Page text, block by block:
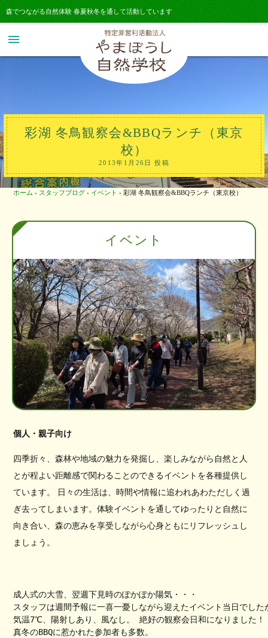
森でつながる自然体験 春夏秋冬を通して活動しています
menu
彩湖 冬鳥観察会&BBQランチ（東京
校）
2013年1月26日 投稿
ホーム › スタッフブログ › イベント › 彩湖 冬鳥観察会&BBQランチ（東京校）
イベント
個人・親子向け
四季折々、森林や地域の魅力を発掘し、楽しみながら自然と人
とが程よい距離感で関わることのできるイベントを各種提供し
ています。 日々の生活は、時間や情報に追われあわただしく過
ぎ去ってしまいます。体験イベントを通してゆったりと自然に
向き合い、森の恵みを享受しながら心身ともにリフレッシュし
ましょう。
成人式の大雪、翌週下見時のぽかぽか陽気・・・
スタッフは週間予報に一喜一憂しながら迎えたイベント当日でした
気温7℃、陽射しあり、風なし。 絶好の観察会日和になりました！
真冬のBBQに惹かれた参加者も多数。